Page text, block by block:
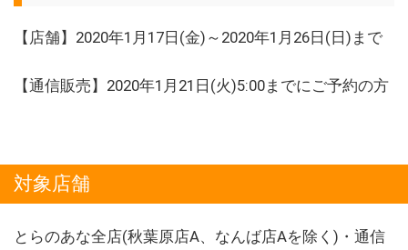
【店舗】2020年1月17日(金)～2020年1月26日(日)まで
【通信販売】2020年1月21日(火)5:00までにご予約の方
対象店舗
とらのあな全店(秋葉原店A、なんば店Aを除く)・通信